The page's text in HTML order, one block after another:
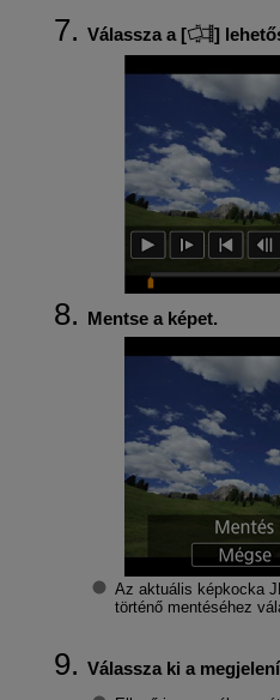
Válassza a [ ]
Mentse a képet.
Az aktuális képkocka
történő mentéséhez
Válassza ki a